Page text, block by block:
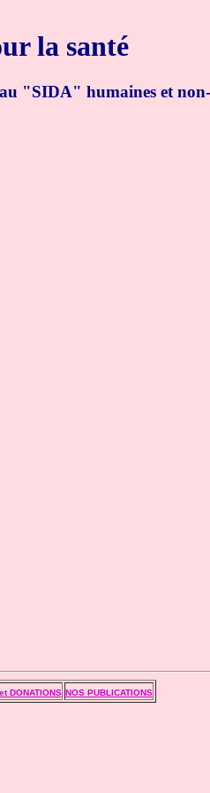
la santé
"SIDA" humaines et
DONATIONS NOS PUBLICATIONS